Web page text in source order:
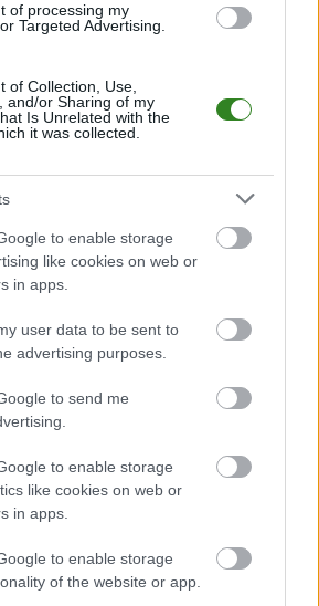
of processing my
Targeted Advertising.
of Collection, Use,
and/or Sharing of my
Is Unrelated with the
it was collected.
to enable storage
like cookies on web or
in apps.
user data to be sent to
advertising purposes.
to send me
to enable storage
like cookies on web or
in apps.
to enable storage
of the website or app.
Rzeszów drugi grudniowy mecz na
TAURON Ligi mistrzynie Polski staną w
Mistrzyń, Rysice wracają na krajowe
rywalem w poniedziałkowy wieczó...
ITA TOOLS Stal
Mielec przegrała
Bydgoszczy
2025-03-09 21:40
przegrała w potyczce z Metalkas
tie-breaku 2-3. Przed drużyną Miłosza
zasadniczej. Premierowy bój dla
rozpoczął się pierwszy set.
dużą skuteczność w ataku i...
- wszystkie powiązane newsy